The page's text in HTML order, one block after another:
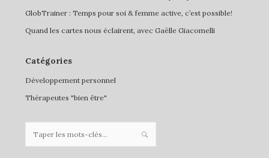
GlobTrainer : Temps pour soi & femme active, c’est possible!
Quand les cartes nous éclairent, avec Gaëlle Giacomelli
Catégories
Développement personnel
Thérapeutes "bien être"